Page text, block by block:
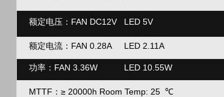
额定电压：FAN DC12V LED 5V
额定电流：FAN 0.28A LED 2.11A
功率： FAN 3.36W LED 10.55W
MTTF： ≥ 20000h Room Temp: 25 ℃